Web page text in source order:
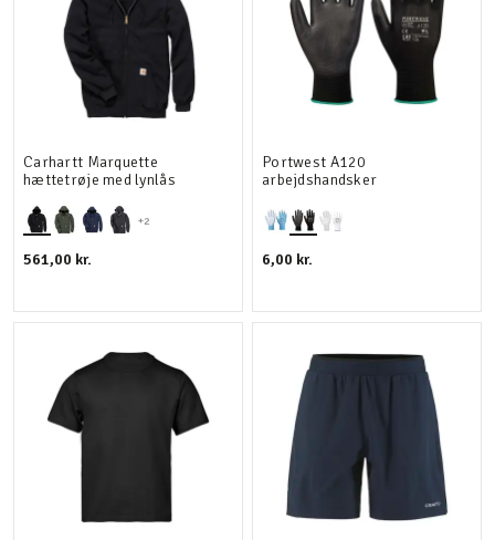
+2
Carhartt Marquette
hættetrøje med lynlås
561,00 kr.
Portwest A120
arbejdshandsker
6,00 kr.